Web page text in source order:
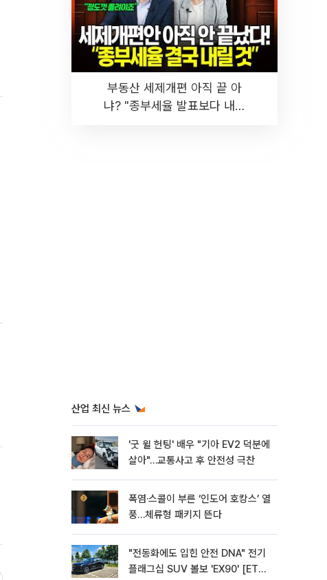
부동산 세제개편 아직 끝 아
냐? "종부세율 발표보다 내릴
산업 최신 뉴스
'굿 윌 헌팅' 배우 "기아 EV2 덕분에
살아"…교통사고 후 안전성 극찬
폭염·스콜이 부른 ‘인도어 호캉스’ 열
풍…체류형 패키지 뜬다
"전동화에도 입힌 안전 DNA" 전기
플래그십 SUV 볼보 'EX90' [ET의